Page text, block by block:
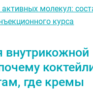
молекул:
курса
где кремы